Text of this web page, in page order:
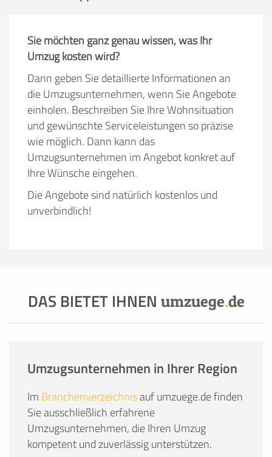
Sie möchten ganz genau wissen, was Ihr
Umzug kosten wird?
Dann geben Sie detaillierte Informationen an
die Umzugsunternehmen, wenn Sie Angebote
einholen. Beschreiben Sie Ihre Wohnsituation
und gewünschte Serviceleistungen so präzise
wie möglich. Dann kann das
Umzugsunternehmen im Angebot konkret auf
Ihre Wünsche eingehen.
Die Angebote sind natürlich kostenlos und
unverbindlich!
DAS BIETET IHNEN umzuege.de
Umzugsunternehmen in Ihrer Region
Im Branchenverzeichnisauf umzuege.de finden
Sie ausschließlich erfahrene
Umzugsunternehmen, die Ihren Umzug
kompetent und zuverlässig unterstützen.